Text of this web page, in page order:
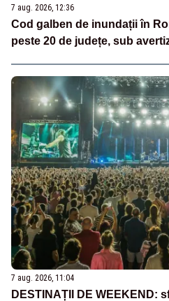
7 aug. 2026, 12:36
Cod galben de inundații în
peste 20 de județe, sub
7 aug. 2026, 11:04
DESTINAȚII DE WEEKEND: